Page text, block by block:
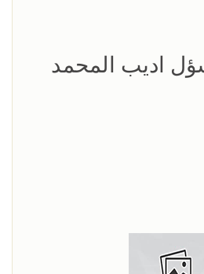
اديب المحمد